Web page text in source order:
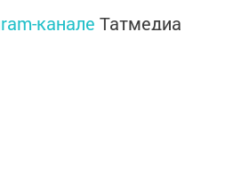
канале Татмедиа